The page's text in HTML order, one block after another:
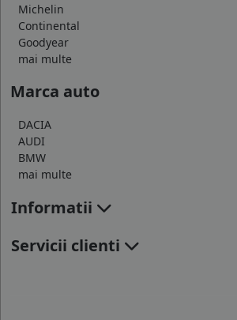
Michelin
Continental
Goodyear
mai multe
Marca auto
DACIA
AUDI
BMW
mai multe
Informatii
Servicii clienti